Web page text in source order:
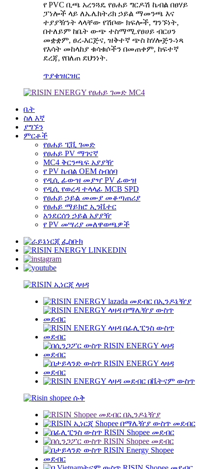
የ PVC ቢጫ አረንጓዴ የፀሐይ ግርዶሽ ኬብል በፀሃይ
ፓነሎች ላይ ለኤሌክትሪክ ኃይል ማመንጫ እና
ተያያዥነት ላላቸው የሽቦው ክፍሎች, ግንኙነት,
በተለይም ከቤት ውጭ ተስማሚ.የፀሀይ ብርሀን
መቋቋም, ፀረ-እርጅና, ዝቅተኛ ጭስ ከሃሎጅን-ነጻ
የእሳት መከላከያ ቁሳቁሶችን በመጠቀም, ከፍተኛ
ደረጃ, የበለጠ ደህንነት.
ጥያቄዝርዝር
ቤት
ስለ እኛ
ያግኙን
ምርቶች
የፀሐይ ፒቪ ገመድ
የፀሐይ PV ማገናኛ
MC4 ቅርንጫፍ አያያዥ
የ PV ኬብል OEM ስብሰባ
የዲሲ ፊውዝ መያዣ PV ፊውዝ
የዲሲ የወረዳ ተላላፊ MCB SPD
የፀሐይ ኃይል መሙያ መቆጣጠሪያ
የፀሐይ ማይክሮ ኢንቬተር
አንደርሰን ኃይል አያያዥ
የ PV መሣሪያ መለዋወጫዎች